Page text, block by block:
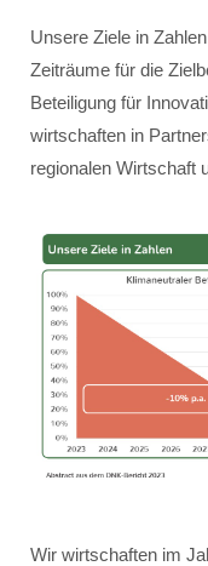
Unsere Ziele in
Zeiträume für die
Beteiligung für
wirtschaften in
regionalen Wirtschaft
Wir wirtschaften im